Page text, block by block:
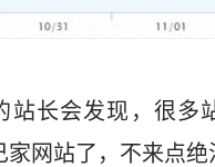
站长会发现，很多
家网站了，不来点